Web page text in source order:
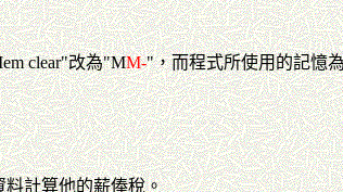
clear"改為"MM-"，而程式所使用的記憶
料計算他的薪俸稅。